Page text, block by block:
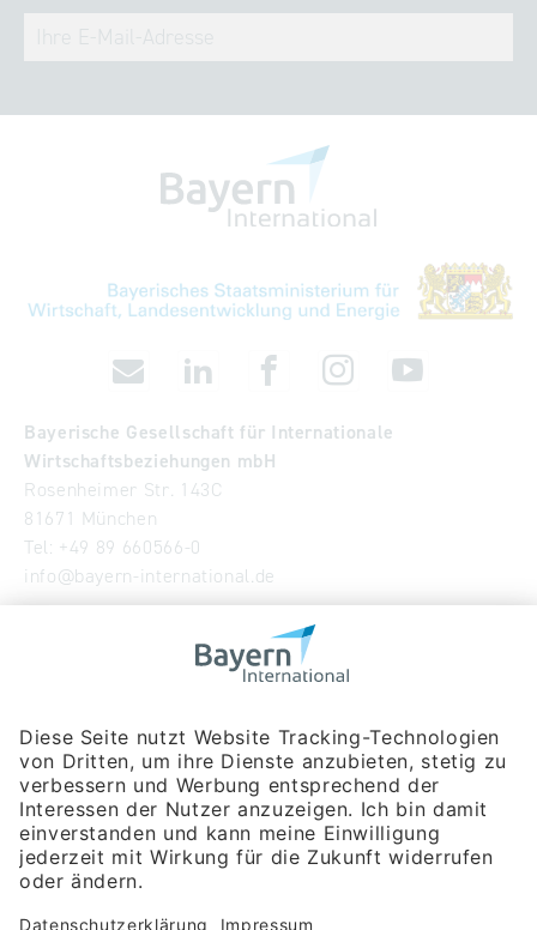
Bayerische Gesellschaft für Internationale
Wirtschaftsbeziehungen mbH
Rosenheimer Str. 143C
81671 München
Tel: +49 89 660566-0
info@bayern-international.de
Impressum
Datenschutzerklärung
Barrierefreiheitserklärung
Veranstaltungssuche
Messebeteiligungen
Delegationsreisen